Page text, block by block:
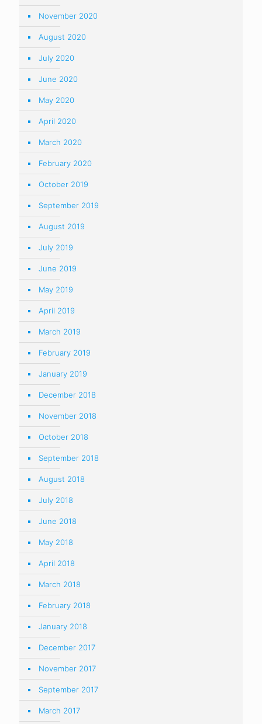
November 2020
August 2020
July 2020
June 2020
May 2020
April 2020
March 2020
February 2020
October 2019
September 2019
August 2019
July 2019
June 2019
May 2019
April 2019
March 2019
February 2019
January 2019
December 2018
November 2018
October 2018
September 2018
August 2018
July 2018
June 2018
May 2018
April 2018
March 2018
February 2018
January 2018
December 2017
November 2017
September 2017
March 2017